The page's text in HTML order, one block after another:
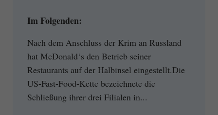
Im Folgenden:
Nach dem Anschluss der Krim an Russland
hat McDonald‘s den Betrieb seiner
Restaurants auf der Halbinsel eingestellt.Die
US-Fast-Food-Kette bezeichnete die
Schließung ihrer drei Filialen in...